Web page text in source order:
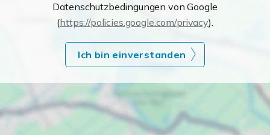
Datenschutzbedingungen von Google
(https://policies.google.com/privacy).
Ich bin einverstanden